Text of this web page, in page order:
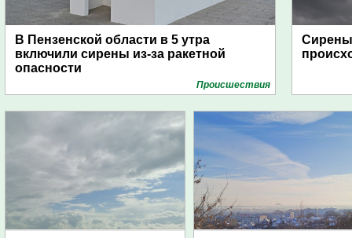
В Пензенской области в 5 утра
включили сирены из-за ракетной
опасности
Проиcшествия
Сирены